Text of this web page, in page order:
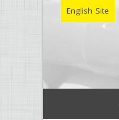
English Site